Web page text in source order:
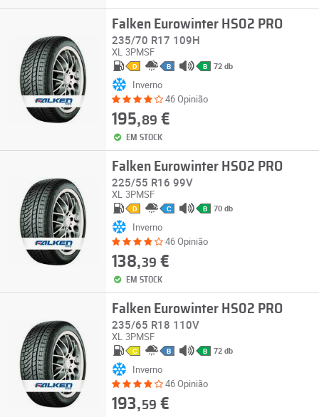
Falken Eurowinter HS02 PRO
235/70 R17 109H
XL 3PMSF
D B B 72 db
Inverno
46 Opinião
195,89 €
EM STOCK
Falken Eurowinter HS02 PRO
225/55 R16 99V
XL 3PMSF
D C B 70 db
Inverno
46 Opinião
138,39 €
EM STOCK
Falken Eurowinter HS02 PRO
235/65 R18 110V
XL 3PMSF
C B B 72 db
Inverno
46 Opinião
193,59 €